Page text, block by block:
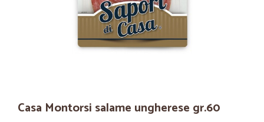
Casa Montorsi salame ungherese gr.60